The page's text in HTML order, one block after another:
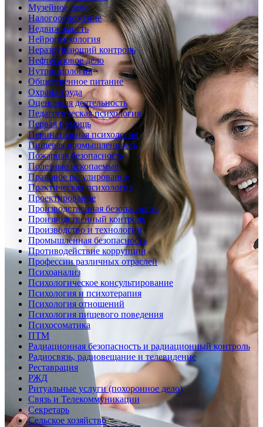
Музейное дело
Налогообложение
Недвижимость
Нейропсихология
Неразрушающий контроль
Нефтегазовое дело
Нутрициология
Общественное питание
Охрана труда
Оценочная деятельность
Педагогическая психология
Первая помощь
Перинатальная психология
Пищевая промышленность
Пожарная безопасность
Полезные ископаемые
Правовое регулирование
Практическая психология
Проектирование
Производственная безопасность
Производственный контроль
Производство и технологии
Промышленная безопасность
Противодействие коррупции
Профессии различных отраслей
Психоанализ
Психологическое консультирование
Психология и психотерапия
Психология отношений
Психология пищевого поведения
Психосоматика
ПТМ
Радиационная безопасность и радиационный контроль
Радиосвязь, радиовещание и телевидение
Реставрация
РЖД
Ритуальные услуги (похоронное дело)
Связь и Телекоммуникации
Секретарь
Сельское хозяйство